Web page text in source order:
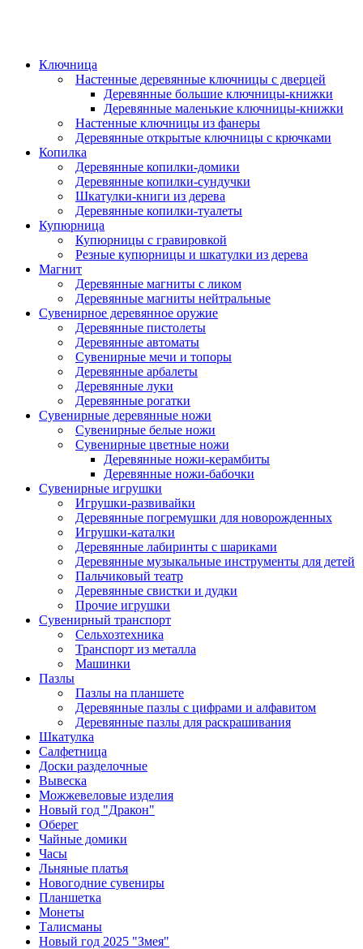
Ключница
Настенные деревянные ключницы с дверцей
Деревянные большие ключницы-книжки
Деревянные маленькие ключницы-книжки
Настенные ключницы из фанеры
Деревянные открытые ключницы с крючками
Копилка
Деревянные копилки-домики
Деревянные копилки-сундучки
Шкатулки-книги из дерева
Деревянные копилки-туалеты
Купюрница
Купюрницы с гравировкой
Резные купюрницы и шкатулки из дерева
Магнит
Деревянные магниты с ликом
Деревянные магниты нейтральные
Сувенирное деревянное оружие
Деревянные пистолеты
Деревянные автоматы
Сувенирные мечи и топоры
Деревянные арбалеты
Деревянные луки
Деревянные рогатки
Сувенирные деревянные ножи
Сувенирные белые ножи
Сувенирные цветные ножи
Деревянные ножи-керамбиты
Деревянные ножи-бабочки
Сувенирные игрушки
Игрушки-развивайки
Деревянные погремушки для новорожденных
Игрушки-каталки
Деревянные лабиринты с шариками
Деревянные музыкальные инструменты для детей
Пальчиковый театр
Деревянные свистки и дудки
Прочие игрушки
Сувенирный транспорт
Сельхозтехника
Транспорт из металла
Машинки
Пазлы
Пазлы на планшете
Деревянные пазлы с цифрами и алфавитом
Деревянные пазлы для раскрашивания
Шкатулка
Салфетница
Доски разделочные
Вывеска
Можжевеловые изделия
Новый год "Дракон"
Оберег
Чайные домики
Часы
Льняные платья
Новогодние сувениры
Планшетка
Монеты
Талисманы
Новый год 2025 "Змея"